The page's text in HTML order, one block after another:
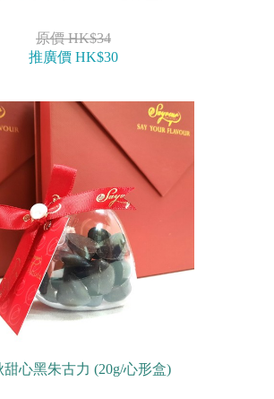
原價 HK$34
推廣價 HK$30
甜心黑朱古力 (20g/心形盒)